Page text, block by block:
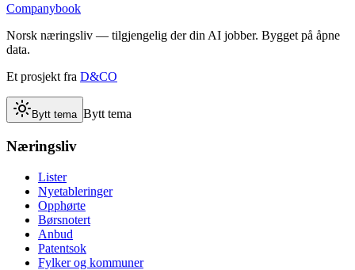
Companybook
Norsk næringsliv — tilgjengelig der din AI jobber. Bygget på åpne
data.
Et prosjekt fra D&CO
Bytt tema Bytt tema
Næringsliv
Lister
Nyetableringer
Opphørte
Børsnotert
Anbud
Patentsok
Fylker og kommuner